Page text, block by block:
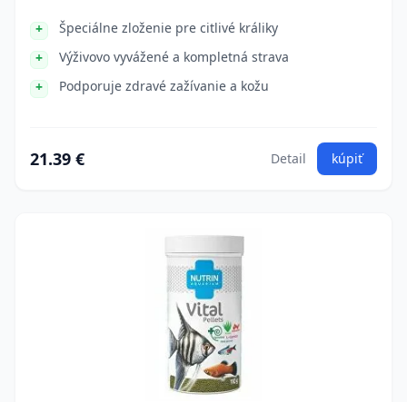
Špeciálne zloženie pre citlivé králiky
Výživovo vyvážené a kompletná strava
Podporuje zdravé zažívanie a kožu
21.39 € Detail kúpiť